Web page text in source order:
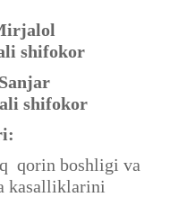
shifokor
shifokor
qorin boshligi va
kasalliklarini